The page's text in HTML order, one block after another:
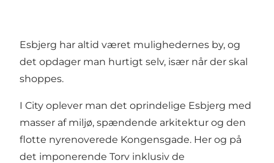
Esbjerg har altid været mulighedernes by, og
det opdager man hurtigt selv, især når der skal
shoppes.
I City oplever man det oprindelige Esbjerg med
masser af miljø, spændende arkitektur og den
flotte nyrenoverede Kongensgade. Her og på
det imponerende Torv inklusiv de